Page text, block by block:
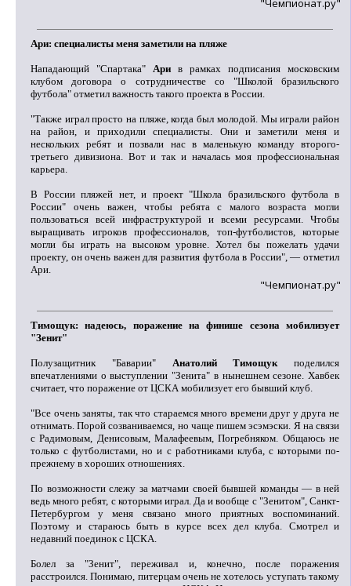
"Чемпионат.ру"
Ари: специалисты меня заметили на пляже
Нападающий "Спартака" Ари в рамках подписания московским
клубом договора о сотрудничестве со "Школой бразильского
футбола" отметил важность такого проекта в России.
"Также играл просто на пляже, когда был молодой. Мы играли район
на район, и приходили специалисты. Они и заметили меня и
нескольких ребят и позвали нас в маленькую команду второго-
третьего дивизиона. Вот и так и началась моя профессиональная
карьера.
В России пляжей нет, и проект "Школа бразильского футбола в
России" очень важен, чтобы ребята с малого возраста могли
пользоваться всей инфраструктурой и всеми ресурсами. Чтобы
выращивать игроков профессионалов, топ-футболистов, которые
могли бы играть на высоком уровне. Хотел бы пожелать удачи
проекту, он очень важен для развития футбола в России", — отметил
Ари.
"Чемпионат.ру"
Тимощук: надеюсь, поражение на финише сезона мобилизует
"Зенит"
Полузащитник "Баварии" Анатолий Тимощукподелился
впечатлениями о выступлении "Зенита" в нынешнем сезоне. Хавбек
считает, что поражение от ЦСКА мобилизует его бывший клуб.
"Все очень заняты, так что стараемся много времени друг у друга не
отнимать. Порой созваниваемся, но чаще пишем эсэмэски. Я на связи
с Радимовым, Денисовым, Малафеевым, Погребняком. Общаюсь не
только с футболистами, но и с работниками клуба, с которыми по-
прежнему в хороших отношениях.
По возможности слежу за матчами своей бывшей команды — в ней
ведь много ребят, с которыми играл. Да и вообще с "Зенитом", Санкт-
Петербургом у меня связано много приятных воспоминаний.
Поэтому и стараюсь быть в курсе всех дел клуба. Смотрел и
недавний поединок с ЦСКА.
Болел за "Зенит", переживал и, конечно, после поражения
расстроился. Понимаю, питерцам очень не хотелось уступать такому